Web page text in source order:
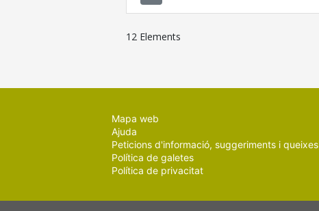
12 Elements
Mapa web
Ajuda
Peticions d'informació, suggeriments i queixes
Política de galetes
Política de privacitat